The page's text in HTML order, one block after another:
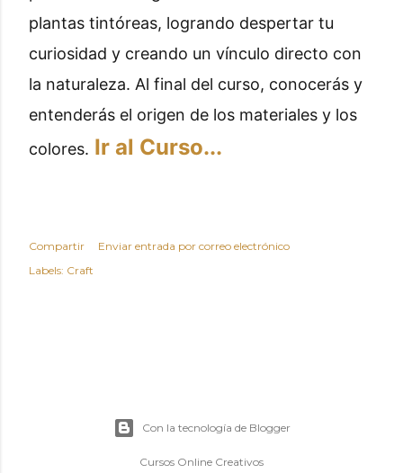
plantas tintóreas, logrando despertar tu
curiosidad y creando un vínculo directo con
la naturaleza. Al final del curso, conocerás y
entenderás el origen de los materiales y los
colores. Ir al Curso...
Compartir
Enviar entrada por correo electrónico
Labels: Craft
Con la tecnología de Blogger
Cursos Online Creativos